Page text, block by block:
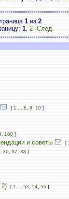
1из 2
1, 2 След.
[ 1 8 9 10 ]
100 ]
и советы [
36 37 38 ]
2) [ 1 53 54 55 ]